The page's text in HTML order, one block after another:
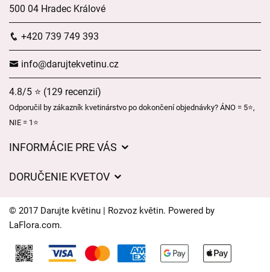
500 04 Hradec Králové
+420 739 749 393
info@darujtekvetinu.cz
4.8/5 ⭐ (129 recenzií)
Odporučil by zákazník kvetinárstvo po dokončení objednávky? ÁNO = 5⭐,
NIE = 1⭐
INFORMÁCIE PRE VÁS
Časy doručenia kvetov – prehľad možností
DORUČENIE KVETOV
Kam doručujeme kvety
Kontaktujte nás
© 2017 Darujte květinu | Rozvoz květin. Powered by
LaFlora.com.